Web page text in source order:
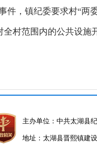
件，镇纪委要求村“两
全村范围内的公共设施
主办单位：中共太湖县
地址：太湖县晋熙镇建